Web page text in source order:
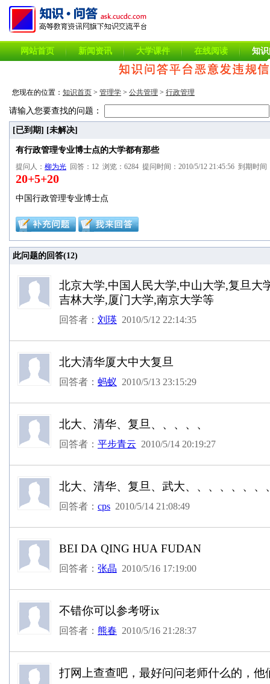
网站首页 新闻资讯 大学课件 在线阅读 知
您现在的位置： 知识首页 > 管理学 > 公共管理 > 行政管理
请输入您要查找的问题：
[已到期] [未解决]
有行政管理专业博士点的大学都有那些
提问人： 柳为光 回答：12 浏览：6284 提问时间：2010/5/12 21:45:56 到期时间
20+5+20
中国行政管理专业博士点
此问题的回答(12)
北京大学,中国人民大学,中山大学,复旦大
吉林大学,厦门大学,南京大学等
回答者： 刘瑛 2010/5/12 22:14:35
北大清华厦大中大复旦
回答者： 蚂蚁 2010/5/13 23:15:29
北大、清华、复旦、、、、、
回答者： 平步青云 2010/5/14 20:19:27
北大、清华、复旦、武大、、、、、、、
回答者： cps 2010/5/14 21:08:49
BEI DA QING HUA FUDAN
回答者： 张晶 2010/5/16 17:19:00
不错你可以参考呀ix
回答者： 熊春 2010/5/16 21:28:37
打网上查查吧，最好问问老师什么的，他